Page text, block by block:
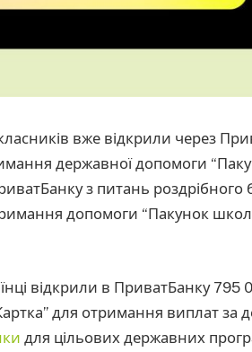
вже відкрили через
державної допомоги
з питань роздрібного
допомоги “Пакунок
відкрили в ПриватБанку 795
для отримання виплат за
для цільових державних